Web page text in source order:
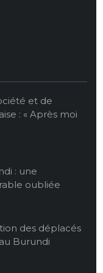
et de
: « Après moi
: une
oubliée
des déplacés
Burundi